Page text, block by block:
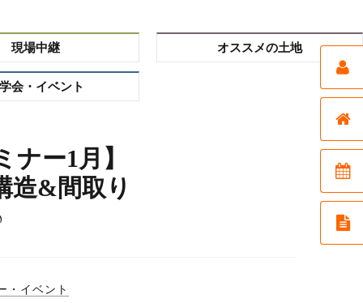
現場中継 オススメの土地
会・イベント
ナー1月】
造&間取り
・イベント